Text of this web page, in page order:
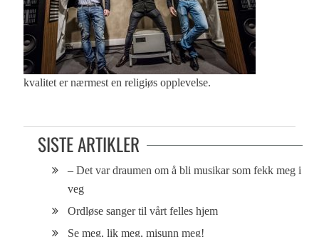
kvalitet er nærmest en religiøs opplevelse.
SISTE ARTIKLER
– Det var draumen om å bli musikar som fekk meg i
veg
Ordløse sanger til vårt felles hjem
Se meg, lik meg, misunn meg!